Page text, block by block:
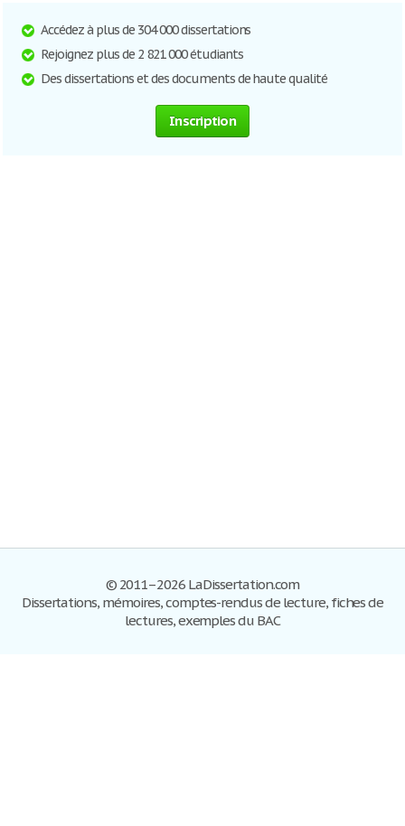
Accédez à plus de 304 000 dissertations
Rejoignez plus de 2 821 000 étudiants
Des dissertations et des documents de haute qualité
Inscription
© 2011–2026 LaDissertation.com
Dissertations, mémoires, comptes-rendus de lecture, fiches de
lectures, exemples du BAC